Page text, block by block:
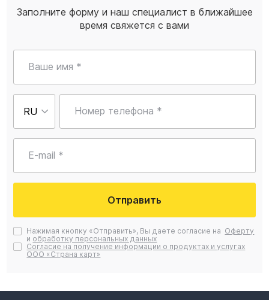
Заполните форму и наш специалист в ближайшее
время свяжется с вами
Ваше имя *
Номер телефона *
E-mail *
Отправить
Нажимая кнопку «Отправить», Вы даете согласие на Оферту
и обработку персональных данных
Согласие на получение информации о продуктах и услугах
ООО «Страна карт»